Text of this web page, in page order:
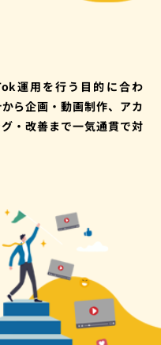
運用を行う目的に合わ
ら企画・動画制作、アカ
・改善まで一気通貫で対